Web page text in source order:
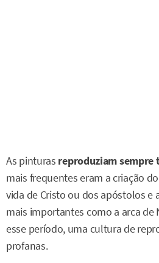
As pinturas reproduziam sempre
mais frequentes eram a criação
vida de Cristo ou dos apóstolos e
mais importantes como a arca de
esse período, uma cultura de
profanas.